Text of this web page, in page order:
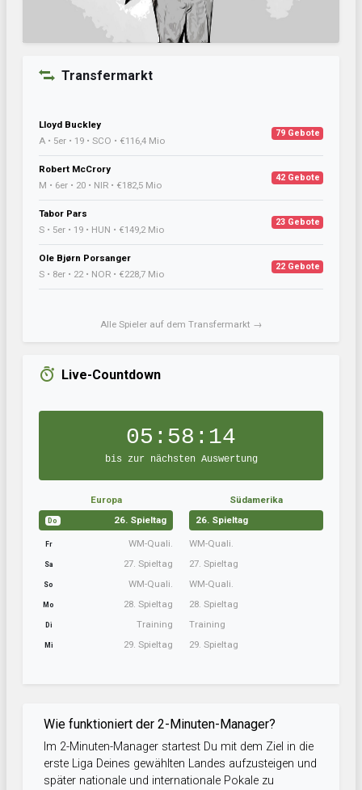
Transfermarkt
Lloyd Buckley
A • 5er • 19 • SCO • €116,4 Mio
79 Gebote
Robert McCrory
M • 6er • 20 • NIR • €182,5 Mio
42 Gebote
Tabor Pars
S • 5er • 19 • HUN • €149,2 Mio
23 Gebote
Ole Bjørn Porsanger
S • 8er • 22 • NOR • €228,7 Mio
22 Gebote
Alle Spieler auf dem Transfermarkt →
Live-Countdown
05:58:13
bis zur nächsten Auswertung
Europa
Do 26. Spieltag
Fr WM-Quali.
Sa 27. Spieltag
So WM-Quali.
Mo 28. Spieltag
Di Training
Mi 29. Spieltag
Südamerika
26. Spieltag
WM-Quali.
27. Spieltag
WM-Quali.
28. Spieltag
Training
29. Spieltag
Wie funktioniert der 2-Minuten-Manager?
Im 2-Minuten-Manager startest Du mit dem Ziel in die
erste Liga Deines gewählten Landes aufzusteigen und
später nationale und internationale Pokale zu